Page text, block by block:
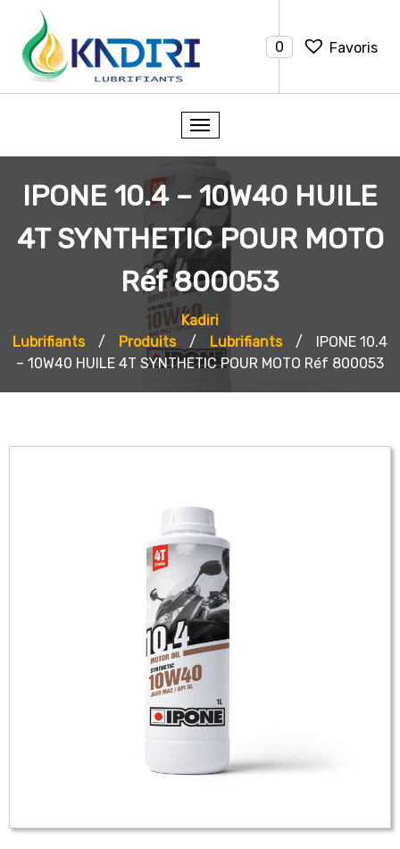
Favoris
0
IPONE 10.4 – 10W40 HUILE
4T SYNTHETIC POUR MOTO
Réf 800053
Kadiri
Lubrifiants
/ Produits / Lubrifiants /
IPONE 10.4
– 10W40 HUILE 4T SYNTHETIC POUR MOTO Réf 800053